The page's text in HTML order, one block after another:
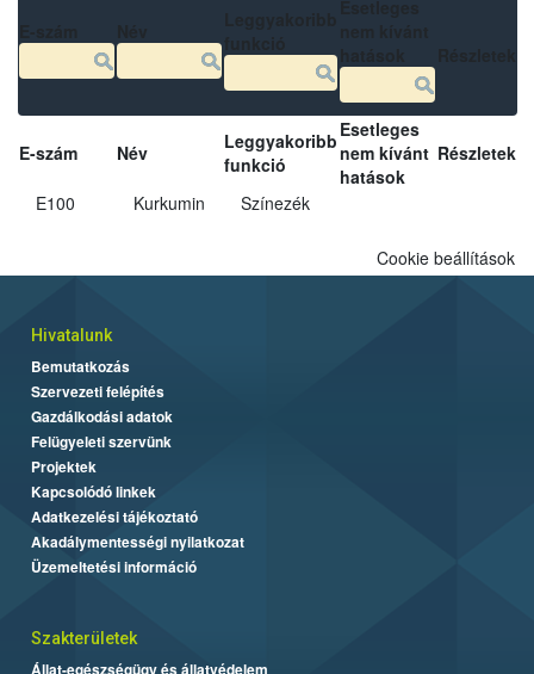
E-szám Név
Leggyakoribb
funkció
Esetleges
nem kívánt
hatások
Részletek
E100 Kurkumin Színezék
Cookie beállítások
Hivatalunk
Bemutatkozás
Szervezeti felépítés
Gazdálkodási adatok
Felügyeleti szervünk
Projektek
Kapcsolódó linkek
Adatkezelési tájékoztató
Akadálymentességi nyilatkozat
Üzemeltetési információ
Szakterületek
Állat-egészségügy és állatvédelem